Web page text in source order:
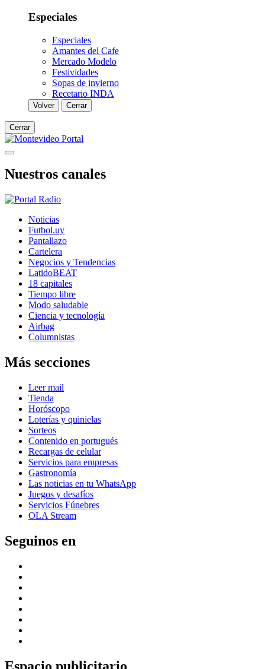
Especiales
Especiales
Amantes del Cafe
Mercado Modelo
Festividades
Sopas de invierno
Recetario INDA
Volver Cerrar
Cerrar
Nuestros canales
Noticias
Futbol.uy
Pantallazo
Cartelera
Negocios y Tendencias
LatidoBEAT
18 capitales
Tiempo libre
Modo saludable
Ciencia y tecnología
Airbag
Columnistas
Más secciones
Leer mail
Tienda
Horóscopo
Loterías y quinielas
Sorteos
Contenido en portugués
Recargas de celular
Servicios para empresas
Gastronomía
Las noticias en tu WhatsApp
Juegos y desafíos
Servicios Fúnebres
OLA Stream
Seguinos en